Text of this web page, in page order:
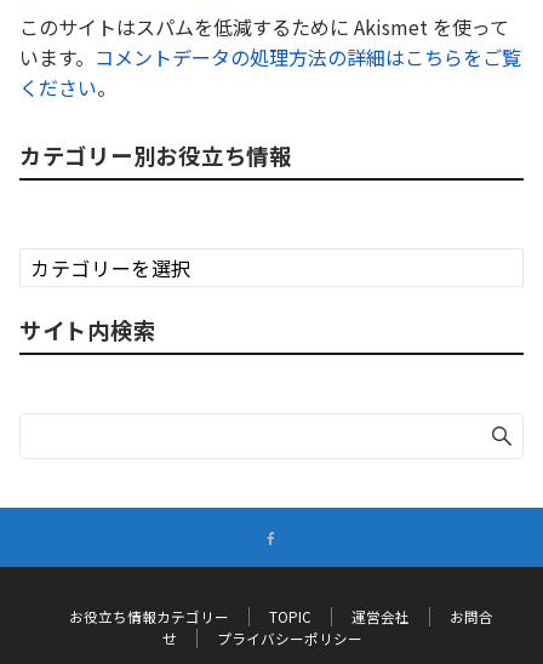
このサイトはスパムを低減するために Akismet を使って
います。 コメントデータの処理方法の詳細はこちらをご覧
ください。
カテゴリー別お役立ち情報
カ
テ
リ
ー
お
立
サイト内検索
お役立ち情報カテゴリー TOPIC 運営会社
お問合
せ
プライバシーポリシー